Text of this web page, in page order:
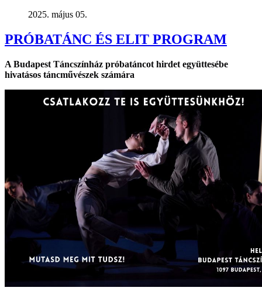
2025. május 05.
PRÓBATÁNC ÉS ELIT PROGRAM
A Budapest Táncszínház próbatáncot hirdet együttesébe
hivatásos táncművészek számára